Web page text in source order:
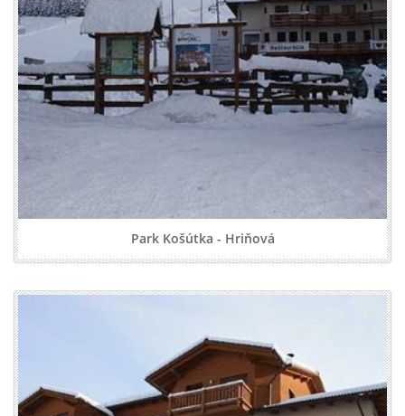
Park Košútka - Hriňová